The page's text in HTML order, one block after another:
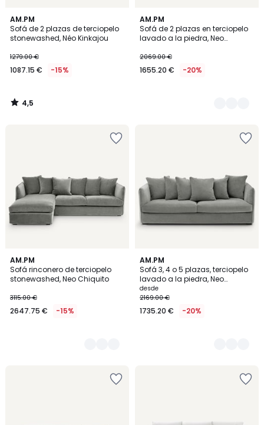
AM.PM
Sofá de 2 plazas de terciopelo
stonewashed, Néo Kinkajou
1279.00 €
1087.15 € -15%
4,5
/ 5
4,5
/
AM.PM
Sofá de 2 plazas en terciopelo
lavado a la piedra, Neo
2069.00 €
1655.20 € -20%
2
Colores
AM.PM
Sofá rinconero de terciopelo
stonewashed, Neo Chiquito
3115.00 €
2647.75 € -15%
2
Colores
AM.PM
Sofá 3, 4 o 5 plazas, terciopelo
lavado a la piedra, Neo
Chiquito
desde
2169.00 €
1735.20 € -20%
2
Colores